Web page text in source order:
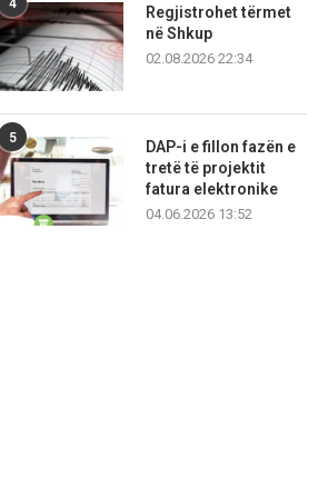
4
Regjistrohet tërmet
në Shkup
02.08.2026 22:34
5
DAP-i e fillon fazën e
tretë të projektit
fatura elektronike
04.06.2026 13:52